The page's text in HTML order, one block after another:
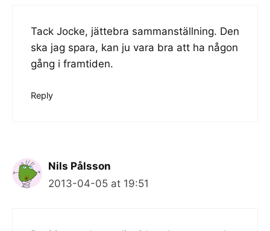
Tack Jocke, jättebra sammanställning. Den
ska jag spara, kan ju vara bra att ha någon
gång i framtiden.
Reply
Nils Pålsson
2013-04-05 at 19:51